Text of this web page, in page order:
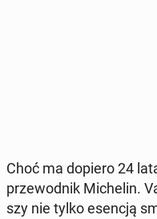
Choć ma dopiero 24
prze­wod­nik Mi­che­lin.
szy nie tylko esencją